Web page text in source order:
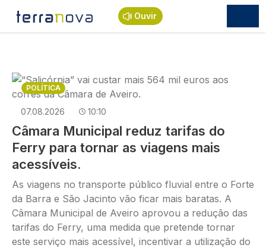
Passar para o conteúdo principal
Ouvir
Imagem
POLÍTICA
07.08.2026 10:10
Câmara Municipal reduz tarifas do
Ferry para tornar as viagens mais
acessíveis.
As viagens no transporte público fluvial entre o Forte
da Barra e São Jacinto vão ficar mais baratas. A
Câmara Municipal de Aveiro aprovou a redução das
tarifas do Ferry, uma medida que pretende tornar
este serviço mais acessível, incentivar a utilização do